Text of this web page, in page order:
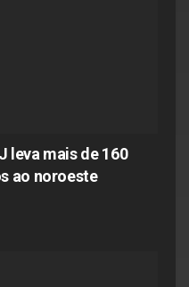
leva mais de 160
ao noroeste